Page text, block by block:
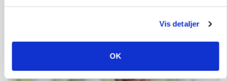
Vis detaljer
OK